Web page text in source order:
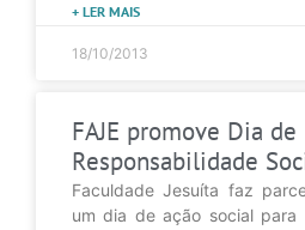
+ LER MAIS
18/10/2013
FAJE promove Dia de
Responsabilidade
Faculdade Jesuíta faz
um dia de ação social para